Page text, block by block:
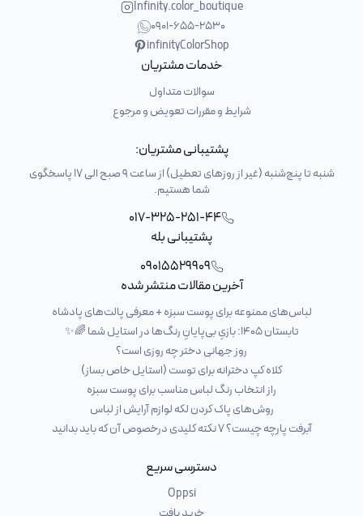
Infinity.color_boutique
0901-655-2530
infinityColorShop
خدمات مشتریان
سوالات متداول
شرایط و مقررات تعویض و مرجوع
پشتیبانی مشتریان:
شنبه تا پنج‌شنبه (غیر از روزهای تعطیل) از ساعت 9 صبح الی 17 پاسخگوی
شما هستیم.
017-325-251-44
پشتیبانی بله
09015529909
آخرین مقالات منتشر شده
لباس‌های ممنوعه برای پوست سبزه + معرفی پالت‌های پادشاه
تابستان ۱۴۰۵: بازیِ بی‌پایانِ رنگ‌ها در استایل شما 🌈✨
روز جهانی دختر چه روزی است؟
کلاه کپ دخترانه برای توست (استایل خاص بساز)
راز انتخاب رنگ لباس مناسب برای پوست سبزه
روش‌های پاک کردن لکه لوازم آرایش از لباس
آبرفت پارچه چیست؟ ۷ نکته کلیدی درخصوص آن که باید بدانید
دسترسی سریع
Oppsi